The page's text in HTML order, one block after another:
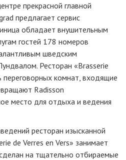
прекрасной главной
предлагает сервис
обладает внушительным
гостей 178 номеров
шведским
Ресторан «Brasserie
переговорных комнат, входящие
Radisson
место для отдыха и ведения
ресторан изысканной
de Verres en Vers» занимает
на тщательно отбираемые